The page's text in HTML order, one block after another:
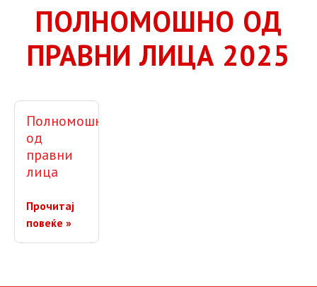
ПОЛНОМОШНО ОД
ПРАВНИ ЛИЦА 2025
Полномошно
од
правни
лица
Прочитај
повеќе »